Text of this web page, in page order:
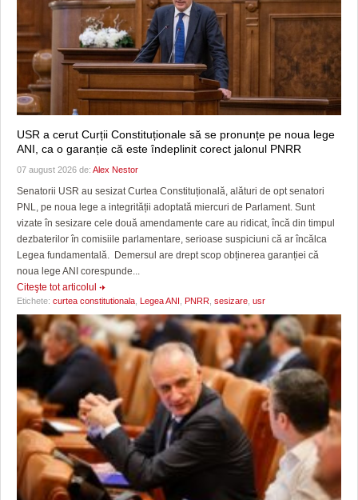
USR a cerut Curții Constituționale să se pronunțe pe noua lege
ANI, ca o garanție că este îndeplinit corect jalonul PNRR
07 august 2026 de: Alex Nestor
Senatorii USR au sesizat Curtea Constituțională, alături de opt senatori
PNL, pe noua lege a integrității adoptată miercuri de Parlament. Sunt
vizate în sesizare cele două amendamente care au ridicat, încă din timpul
dezbaterilor în comisiile parlamentare, serioase suspiciuni că ar încălca
Legea fundamentală. Demersul are drept scop obținerea garanției că
noua lege ANI corespunde...
Citeşte tot articolul
Etichete: curtea constitutionala Legea ANI PNRR sesizare usr